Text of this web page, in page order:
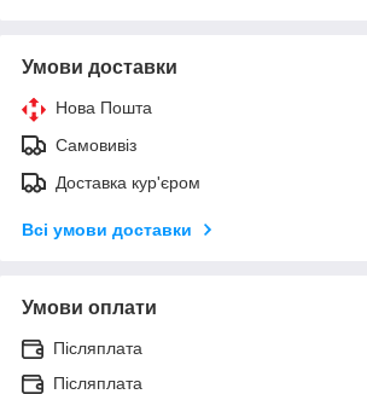
Умови доставки
Нова Пошта
Самовивіз
Доставка кур'єром
Всі умови доставки
Умови оплати
Післяплата
Післяплата